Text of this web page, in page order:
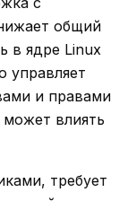
общий
в ядре Linux
управляет
и правами
влиять
требует